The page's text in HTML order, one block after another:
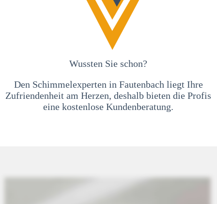
Wussten Sie schon?
Den Schimmelexperten in Fautenbach liegt Ihre
Zufriendenheit am Herzen, deshalb bieten die Profis
eine kostenlose Kundenberatung.